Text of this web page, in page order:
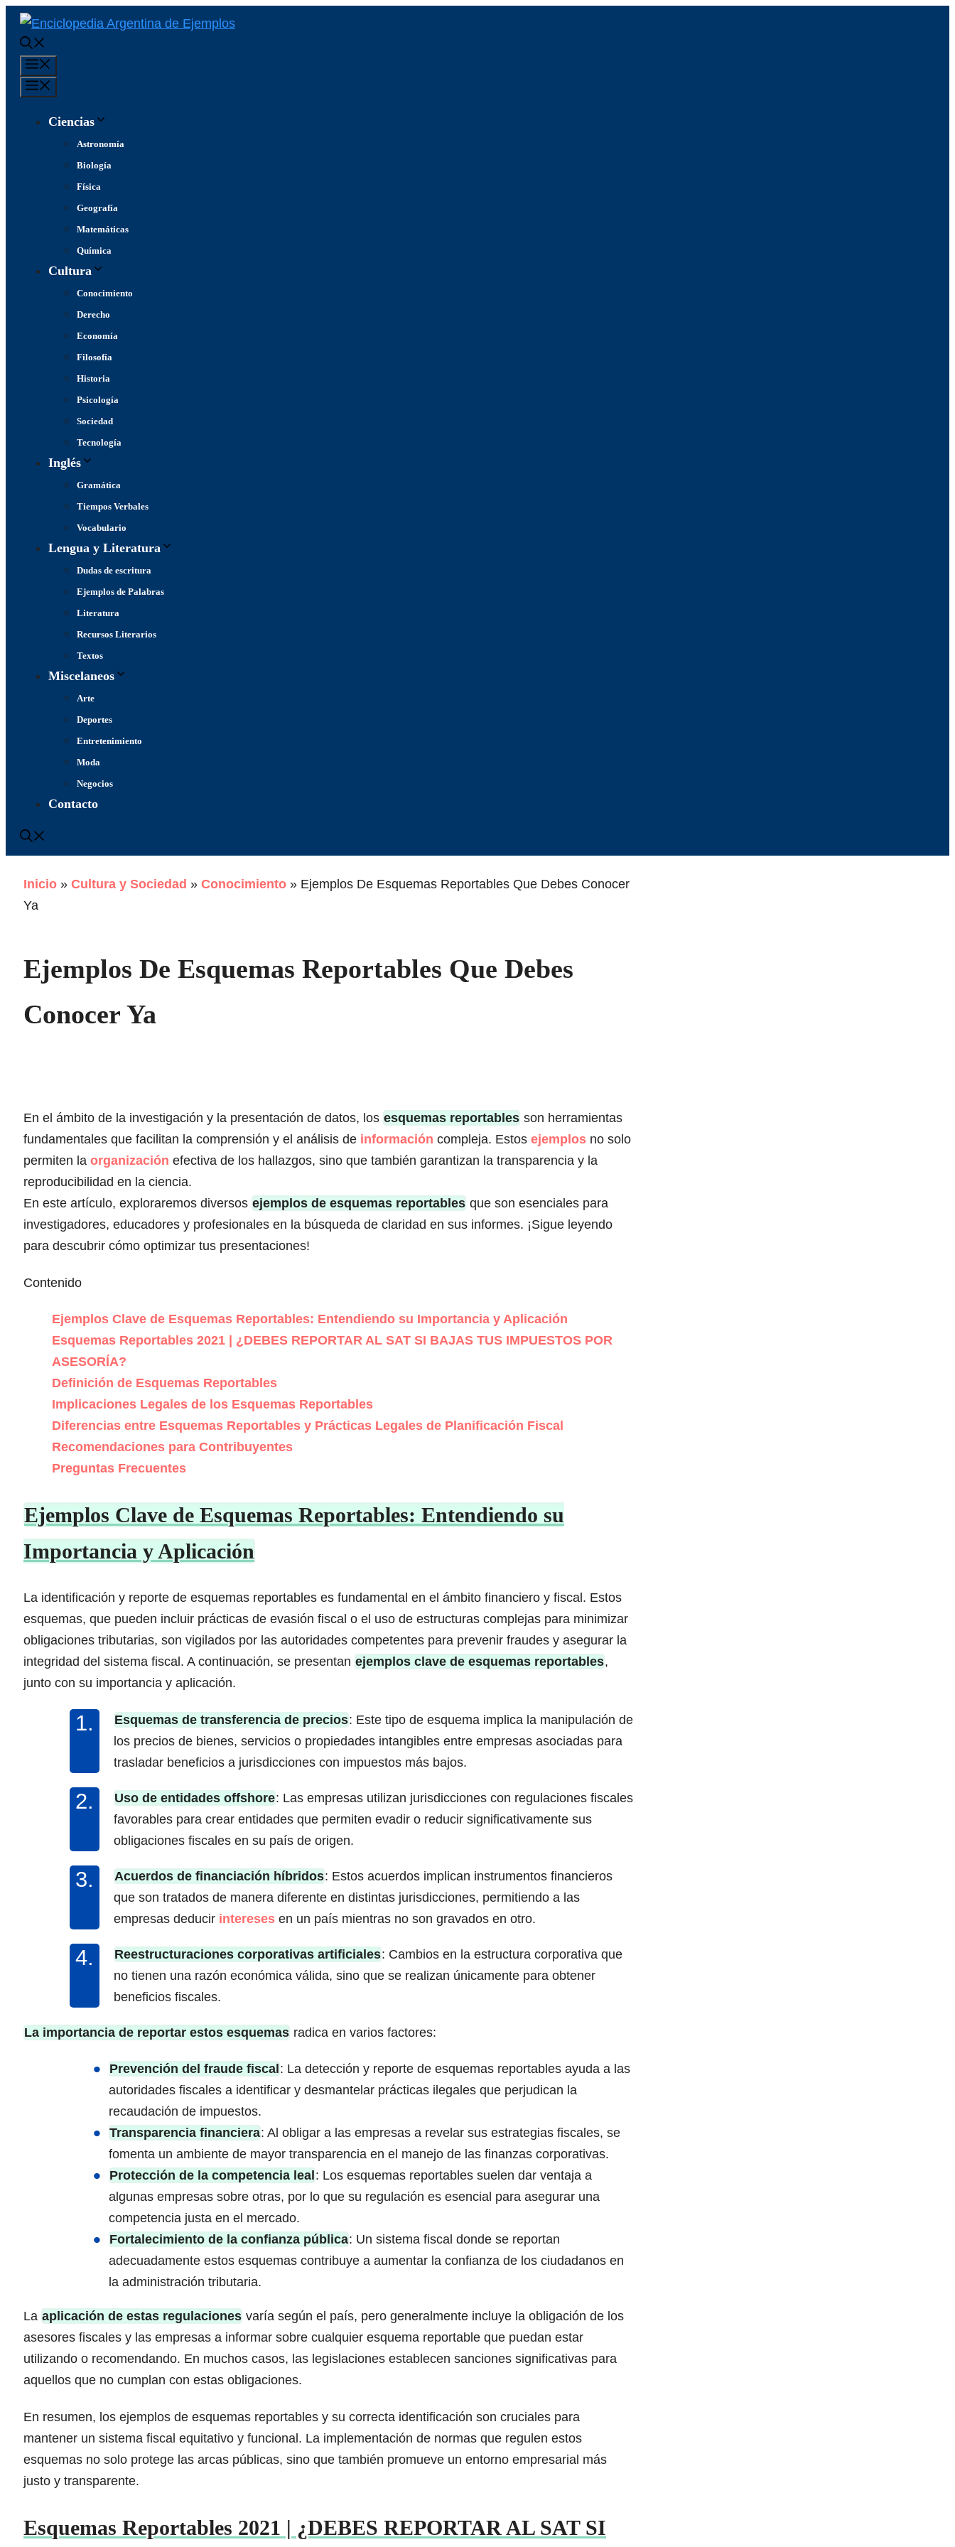
Saltar
contenido
Ciencias
Astronomía
Biología
Física
Geografía
Matemáticas
Química
Cultura
Conocimiento
Derecho
Economía
Filosofía
Historia
Psicología
Sociedad
Tecnología
Inglés
Gramática
Tiempos Verbales
Vocabulario
Lengua y Literatura
Dudas de escritura
Ejemplos de Palabras
Literatura
Recursos Literarios
Textos
Miscelaneos
Arte
Deportes
Entretenimiento
Moda
Negocios
Contacto
Inicio » Cultura y Sociedad » Conocimiento » Ejemplos De Esquemas Reportables Que Debes Conocer
Ya
Ejemplos De Esquemas Reportables Que Debes
Conocer Ya
En el ámbito de la investigación y la presentación de datos, los esquemas reportables son herramientas
fundamentales que facilitan la comprensión y el análisis de información compleja. Estos ejemplos no solo
permiten la organización efectiva de los hallazgos, sino que también garantizan la transparencia y la
reproducibilidad en la ciencia.
En este artículo, exploraremos diversos ejemplos de esquemas reportables que son esenciales para
investigadores, educadores y profesionales en la búsqueda de claridad en sus informes. ¡Sigue leyendo
para descubrir cómo optimizar tus presentaciones!
Contenido
Ejemplos Clave de Esquemas Reportables: Entendiendo su Importancia y Aplicación
Esquemas Reportables 2021 | ¿DEBES REPORTAR AL SAT SI BAJAS TUS IMPUESTOS POR
ASESORÍA?
Definición de Esquemas Reportables
Implicaciones Legales de los Esquemas Reportables
Diferencias entre Esquemas Reportables y Prácticas Legales de Planificación Fiscal
Recomendaciones para Contribuyentes
Preguntas Frecuentes
Ejemplos Clave de Esquemas Reportables: Entendiendo su
Importancia y Aplicación
La identificación y reporte de esquemas reportables es fundamental en el ámbito financiero y fiscal. Estos
esquemas, que pueden incluir prácticas de evasión fiscal o el uso de estructuras complejas para minimizar
obligaciones tributarias, son vigilados por las autoridades competentes para prevenir fraudes y asegurar la
integridad del sistema fiscal. A continuación, se presentan ejemplos clave de esquemas reportables,
junto con su importancia y aplicación.
Esquemas de transferencia de precios: Este tipo de esquema implica la manipulación de
los precios de bienes, servicios o propiedades intangibles entre empresas asociadas para
trasladar beneficios a jurisdicciones con impuestos más bajos.
Uso de entidades offshore: Las empresas utilizan jurisdicciones con regulaciones fiscales
favorables para crear entidades que permiten evadir o reducir significativamente sus
obligaciones fiscales en su país de origen.
Acuerdos de financiación híbridos: Estos acuerdos implican instrumentos financieros
que son tratados de manera diferente en distintas jurisdicciones, permitiendo a las
empresas deducir intereses en un país mientras no son gravados en otro.
Reestructuraciones corporativas artificiales: Cambios en la estructura corporativa que
no tienen una razón económica válida, sino que se realizan únicamente para obtener
beneficios fiscales.
La importancia de reportar estos esquemas radica en varios factores:
Prevención del fraude fiscal : La detección y reporte de esquemas reportables ayuda a las
autoridades fiscales a identificar y desmantelar prácticas ilegales que perjudican la
recaudación de impuestos.
Transparencia financiera: Al obligar a las empresas a revelar sus estrategias fiscales, se
fomenta un ambiente de mayor transparencia en el manejo de las finanzas corporativas.
Protección de la competencia leal : Los esquemas reportables suelen dar ventaja a
algunas empresas sobre otras, por lo que su regulación es esencial para asegurar una
competencia justa en el mercado.
Fortalecimiento de la confianza pública: Un sistema fiscal donde se reportan
adecuadamente estos esquemas contribuye a aumentar la confianza de los ciudadanos en
la administración tributaria.
La aplicación de estas regulaciones varía según el país, pero generalmente incluye la obligación de los
asesores fiscales y las empresas a informar sobre cualquier esquema reportable que puedan estar
utilizando o recomendando. En muchos casos, las legislaciones establecen sanciones significativas para
aquellos que no cumplan con estas obligaciones.
En resumen, los ejemplos de esquemas reportables y su correcta identificación son cruciales para
mantener un sistema fiscal equitativo y funcional. La implementación de normas que regulen estos
esquemas no solo protege las arcas públicas, sino que también promueve un entorno empresarial más
justo y transparente.
Esquemas Reportables 2021 | ¿DEBES REPORTAR AL SAT SI